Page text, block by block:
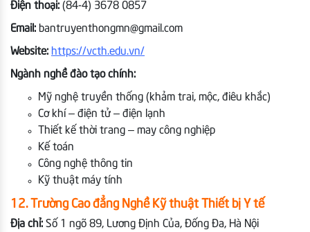
Điện thoại: (84-4) 3678 0857
Email: bantruyenthongmn@gmail.com
Website: https://vcth.edu.vn/
Ngành nghề đào tạo chính:
Mỹ nghệ truyền thống (khảm trai, mộc, điêu khắc)
Cơ khí – điện tử – điện lạnh
Thiết kế thời trang – may công nghiệp
Kế toán
Công nghệ thông tin
Kỹ thuật máy tính
12. Trường Cao đẳng Nghề Kỹ thuật Thiết bị Y tế
Địa chỉ: Số 1 ngõ 89, Lương Định Của, Đống Đa, Hà Nội